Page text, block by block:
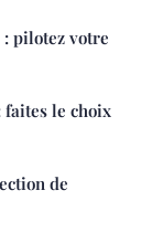
pilotez votre
faites le choix
de